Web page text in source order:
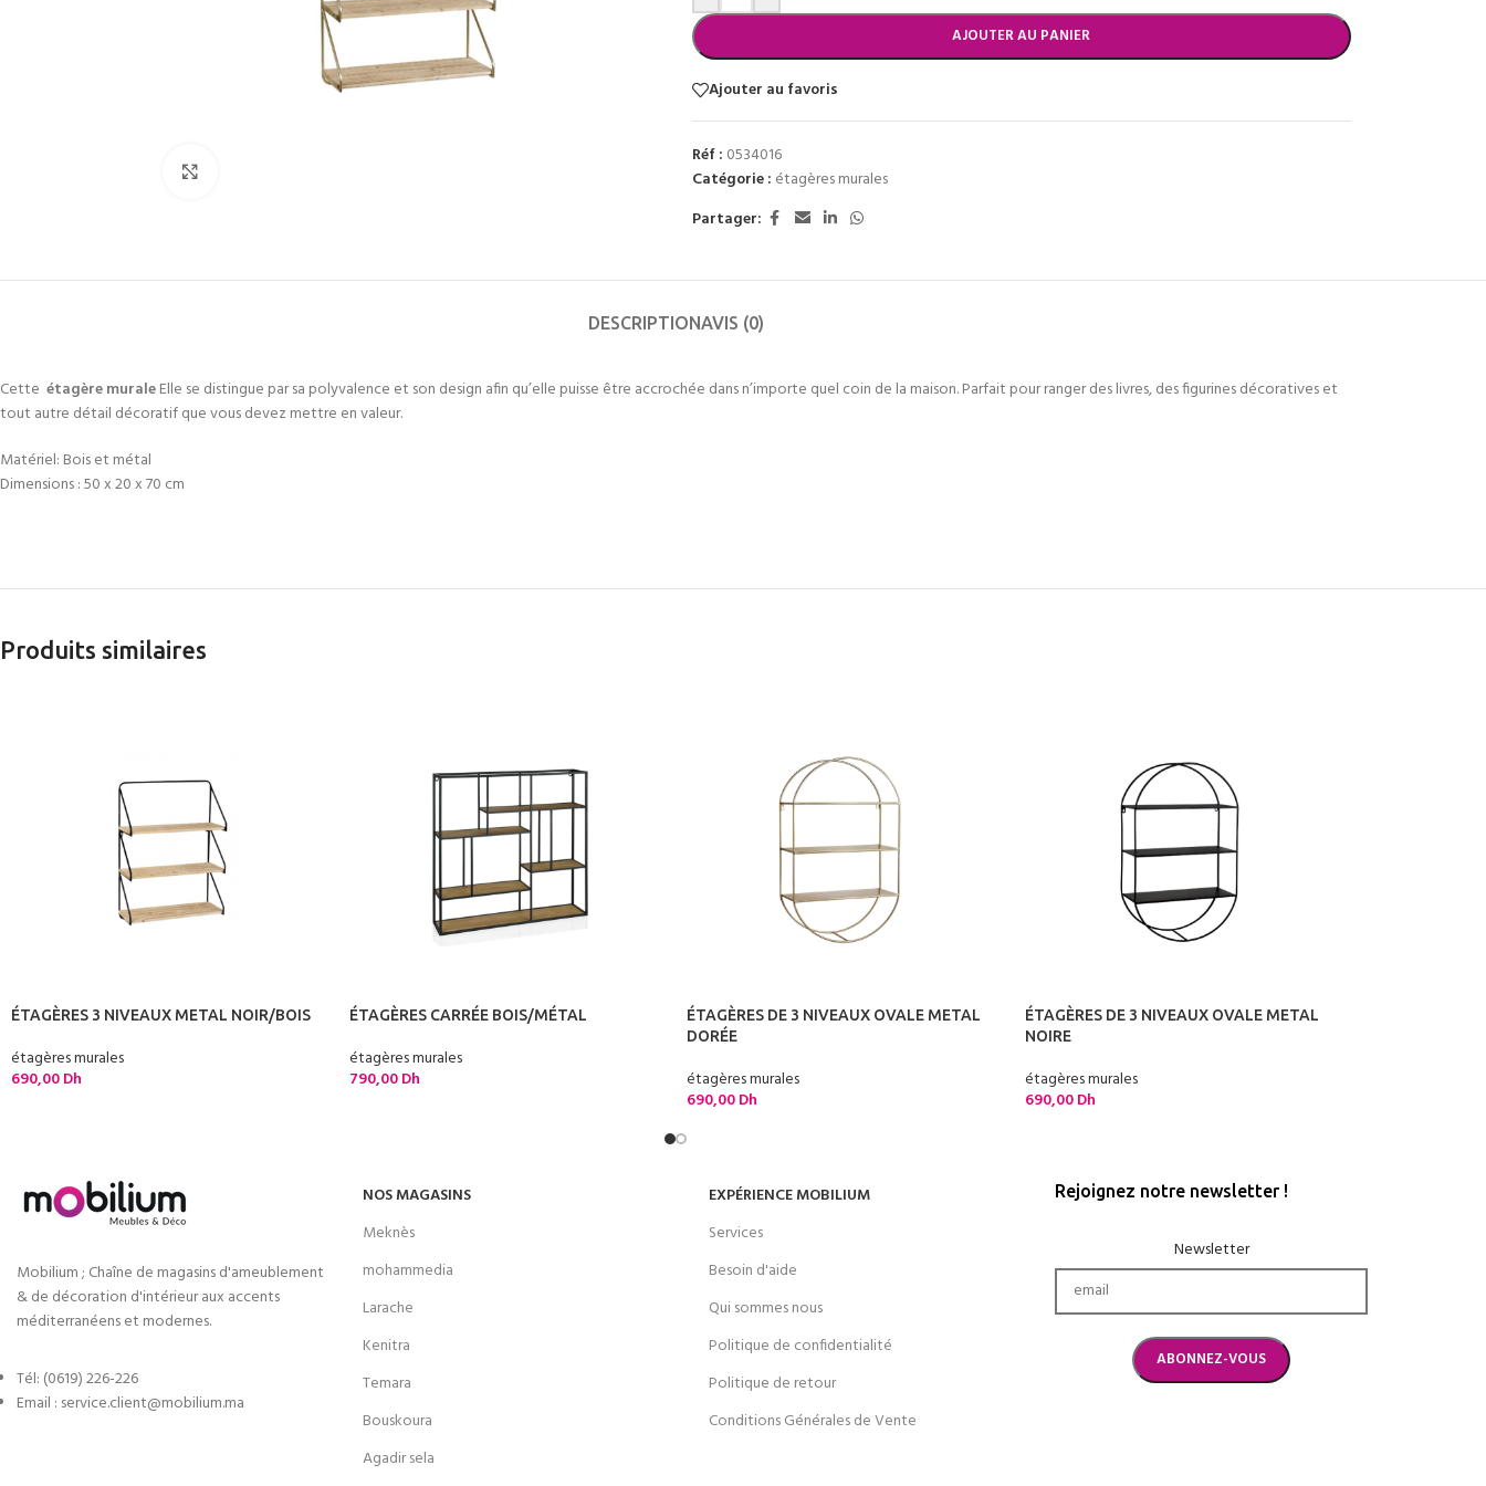
AJOUTER AU PANIER
Ajouter au favoris
Réf : 0534016
Catégorie : étagères murales
Partager:
DESCRIPTIONAVIS (0)
Cette étagère muraleElle se distingue par sa polyvalence et son design afin qu’elle puisse être accrochée dans n’importe quel coin de la maison. Parfait pour ranger des livres, des figurines décoratives et
tout autre détail décoratif que vous devez mettre en valeur.
Matériel: Bois et métal
Dimensions : 50 x 20 x 70 cm
Produits similaires
ÉTAGÈRES 3 NIVEAUX METAL NOIR/BOIS
étagères murales
690,00Dh
ÉTAGÈRES CARRÉE BOIS/MÉTAL
étagères murales
790,00Dh
ÉTAGÈRES DE 3 NIVEAUX OVALE METAL
DORÉE
étagères murales
690,00Dh
ÉTAGÈRES DE 3 NIVEAUX OVALE METAL
NOIRE
étagères murales
690,00Dh
Mobilium ; Chaîne de magasins d'ameublement
& de décoration d'intérieur aux accents
méditerranéens et modernes.
Tél: (0619) 226-226
Email : service.client@mobilium.ma
NOS MAGASINS
Meknès
mohammedia
Larache
Kenitra
Temara
Bouskoura
Agadir sela
EXPÉRIENCE MOBILIUM
Services
Besoin d'aide
Qui sommes nous
Politique de confidentialité
Politique de retour
Conditions Générales de Vente
Rejoignez notre newsletter !
Newsletter